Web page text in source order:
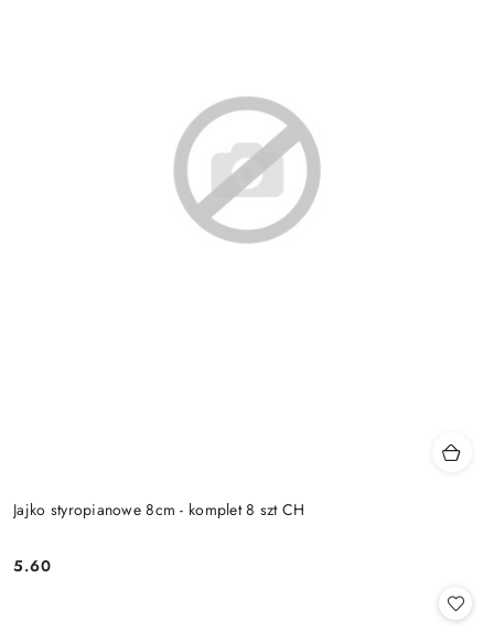
Jajko styropianowe 8cm - komplet 8 szt CH
Cena:
5.60